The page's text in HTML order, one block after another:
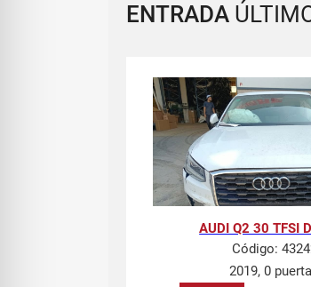
ENTRADA
AUDI Q2 30 TFSI
Código:
2019, 0